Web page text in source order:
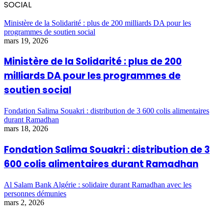
SOCIAL
Ministère de la Solidarité : plus de 200 milliards DA pour les
programmes de soutien social
mars 19, 2026
Ministère de la Solidarité : plus de 200
milliards DA pour les programmes de
soutien social
Fondation Salima Souakri : distribution de 3 600 colis alimentaires
durant Ramadhan
mars 18, 2026
Fondation Salima Souakri : distribution de 3
600 colis alimentaires durant Ramadhan
Al Salam Bank Algérie : solidaire durant Ramadhan avec les
personnes démunies
mars 2, 2026